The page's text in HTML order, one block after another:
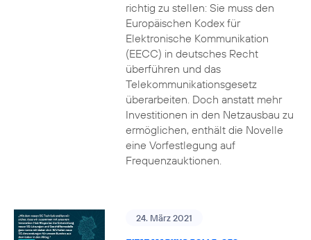
richtig zu stellen: Sie muss den
Europäischen Kodex für
Elektronische Kommunikation
(EECC) in deutsches Recht
überführen und das
Telekommunikationsgesetz
überarbeiten. Doch anstatt mehr
Investitionen in den Netzausbau zu
ermöglichen, enthält die Novelle
eine Vorfestlegung auf
Frequenzauktionen.
24. März 2021